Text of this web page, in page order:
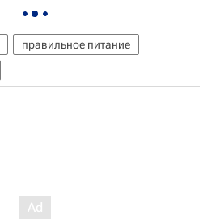
правильное питание